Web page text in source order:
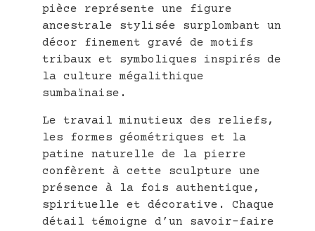
pièce représente une figure
ancestrale stylisée surplombant un
décor finement gravé de motifs
tribaux et symboliques inspirés de
la culture mégalithique
sumbaïnaise.
Le travail minutieux des reliefs,
les formes géométriques et la
patine naturelle de la pierre
confèrent à cette sculpture une
présence à la fois authentique,
spirituelle et décorative. Chaque
détail témoigne d’un savoir-faire